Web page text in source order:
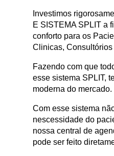
Investimos
E SISTEMA SPLIT a
conforto para os
Clinicas,
Fazendo com que
esse sistema SPLIT,
moderna do mercado.
Com esse sistema
nescessidade do
nossa central de
pode ser feito